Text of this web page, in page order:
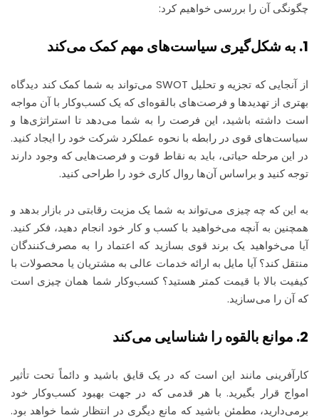
چگونگی آن را بررسی خواهیم کرد:
1. به شکل‌گیری سیاست‌های مهم کمک می‌کند
از آنجایی که تجزیه و تحلیل SWOT می‌تواند به شما کمک کند دیدگاه
بهتری از تهدیدها و فرصت‌های بالقوه‌ای که یک کسب‌وکار با آن مواجه
است داشته باشید، این فرصت را به شما می‌دهد تا استراتژی‌ها و
سیاست‌های قوی در رابطه با نحوه عملکرد شرکت خود را ایجاد کنید.
در این مرحله حیاتی، باید به نقاط قوت و فرصت‌هایی که وجود دارند
توجه کنید و براساس آن‌ها روال کاری خود را طراحی کنید.
به این که چه چیزی می‌تواند به شما یک مزیت رقابتی در بازار بدهد و
همچنین به آنچه می‌خواهید با کسب و کار خود انجام دهید، فکر کنید.
آیا می‌خواهید یک برند قوی بسازید که اعتماد را به مصرف‌کنندگان
منتقل کند؟ آیا مایل به ارائه خدمات عالی به مشتریان یا محصولات با
کیفیت بالا با قیمت کمتر هستید؟ کسب‌وکار شما همان چیزی است
که آن را می‌سازید.
2. موانع بالقوه را شناسایی می‌کند
کارآفرینی مانند این است که در یک قایق باشید و دائماً تحت تأثیر
امواج قرار بگیرید. با هر قدمی که در جهت بهبود کسب‌وکار خود
برمی‌دارید، مطمئن باشید که مانع دیگری در انتظار شما خواهد بود.